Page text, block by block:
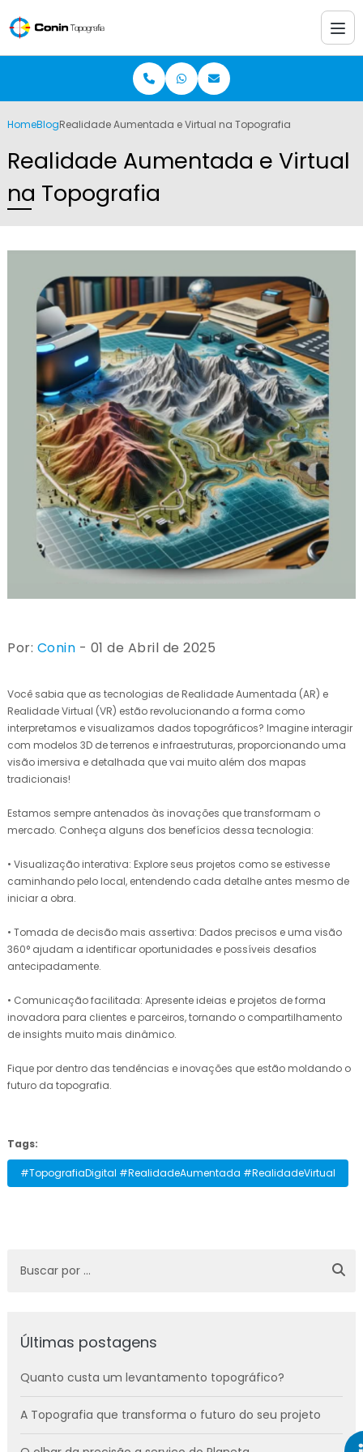
HomeBlogRealidade Aumentada e Virtual na Topografia
Realidade Aumentada e Virtual
na Topografia
Por: Conin - 01 de Abril de 2025
Você sabia que as tecnologias de Realidade Aumentada (AR) e
Realidade Virtual (VR) estão revolucionando a forma como
interpretamos e visualizamos dados topográficos? Imagine interagir
com modelos 3D de terrenos e infraestruturas, proporcionando uma
visão imersiva e detalhada que vai muito além dos mapas
tradicionais!
Estamos sempre antenados às inovações que transformam o
mercado. Conheça alguns dos benefícios dessa tecnologia:
• Visualização interativa: Explore seus projetos como se estivesse
caminhando pelo local, entendendo cada detalhe antes mesmo de
iniciar a obra.
• Tomada de decisão mais assertiva: Dados precisos e uma visão
360° ajudam a identificar oportunidades e possíveis desafios
antecipadamente.
• Comunicação facilitada: Apresente ideias e projetos de forma
inovadora para clientes e parceiros, tornando o compartilhamento
de insights muito mais dinâmico.
Fique por dentro das tendências e inovações que estão moldando o
futuro da topografia.
Tags:
#TopografiaDigital #RealidadeAumentada #RealidadeVirtual
Últimas postagens
Quanto custa um levantamento topográfico?
A Topografia que transforma o futuro do seu projeto